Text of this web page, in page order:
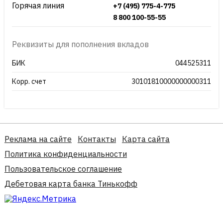
Горячая линия
+7 (495) 775-4-775
8 800 100-55-55
Реквизиты для пополнения вкладов
БИК 044525311
Корр. счет 30101810000000000311
Реклама на сайте Контакты
Карта сайта
Политика конфиденциальности
Пользовательское соглашение
Дебетовая карта банка Тинькофф